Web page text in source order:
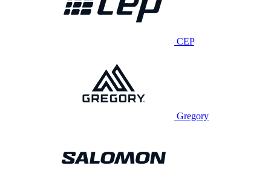
CEP
Gregory